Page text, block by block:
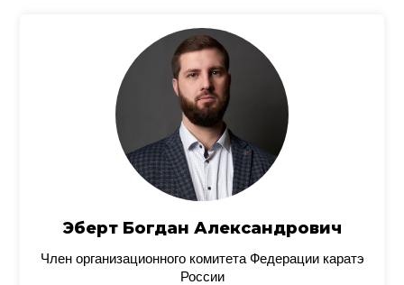
Эберт Богдан Александрович
Член организационного комитета Федерации каратэ
России